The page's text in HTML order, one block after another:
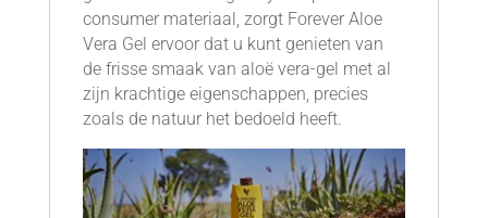
consumer materiaal, zorgt Forever Aloe
Vera Gel ervoor dat u kunt genieten van
de frisse smaak van aloë vera-gel met al
zijn krachtige eigenschappen, precies
zoals de natuur het bedoeld heeft.